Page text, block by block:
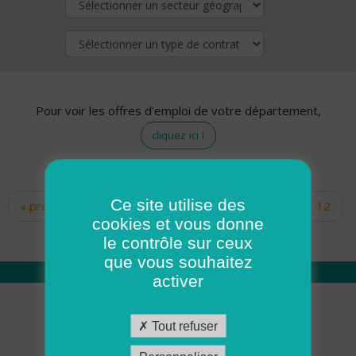
Pour voir les offres d'emploi de votre département,
cliquez ici !
Pages
« premier ‹ précédent … 10
12
14 15 16 17
Qui sommes nous
Académie ADMR
Ce site utilise des
cookies et vous donne
le contrôle sur ceux
que vous souhaitez
activer
Tout refuser